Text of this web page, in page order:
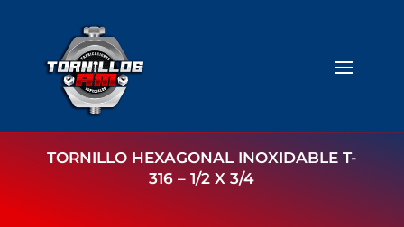
TORNILLO HEXAGONAL INOXIDABLE T-
316 – 1/2 X 3/4